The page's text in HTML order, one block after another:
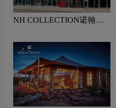
NH COLLECTION诺翰精
品牌设计理念